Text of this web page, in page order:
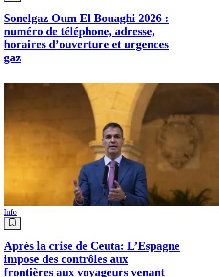
Sonelgaz Oum El Bouaghi 2026 :
numéro de téléphone, adresse,
horaires d’ouverture et urgences
gaz
Info
Après la crise de Ceuta: L’Espagne
impose des contrôles aux
frontières aux voyageurs venant